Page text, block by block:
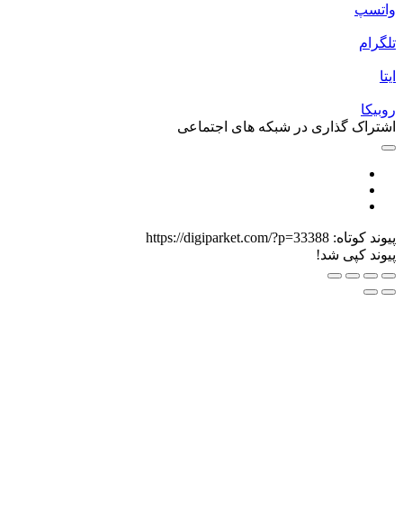
گذاری در شبکه های اجتماعی
کوتاه:https://digiparket.com/?p=33388
کپی شد!